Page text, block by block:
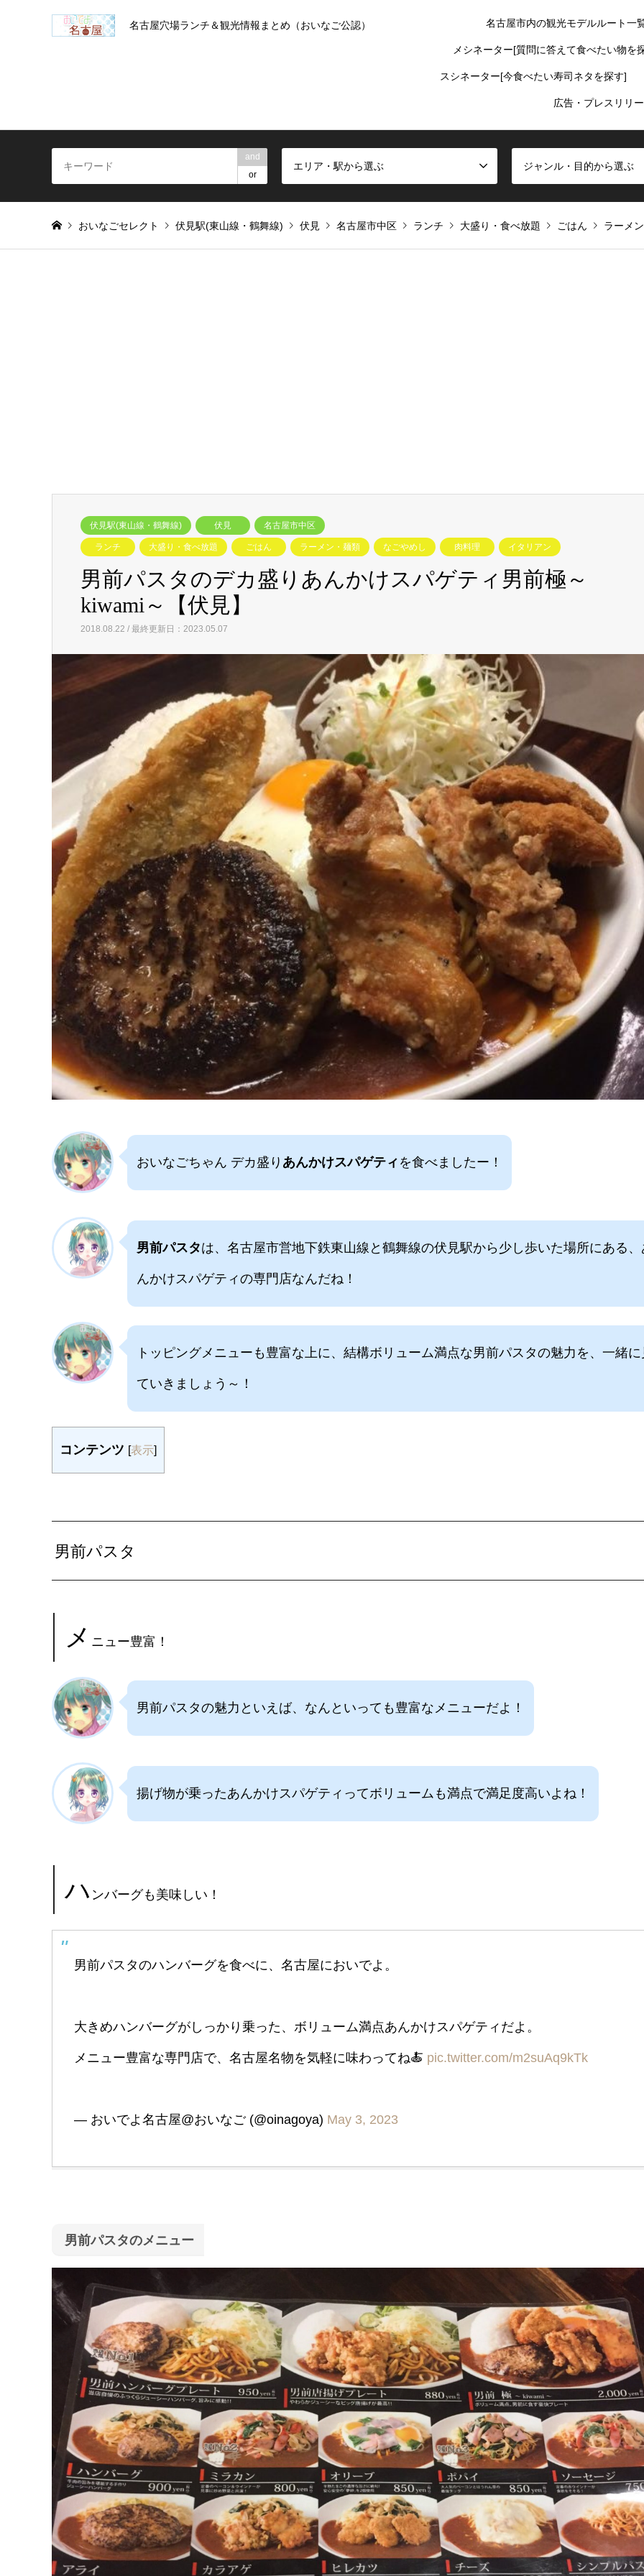
名古屋穴場ランチ＆観光情報まとめ（おいなご公認） 名古屋市内の観光モデルルート一
メシネーター[質問に答えて食べたい物を
スシネーター[今食べたい寿司ネタを探す]
広告・プレスリリ
and
or
エリア・駅から選ぶ ジャンル・目的から選ぶ
おいなごセレクト 伏見駅(東山線・鶴舞線) 伏見 名古屋市中区 ランチ 大盛り・食べ放題 ごはん ラーメ
伏見駅(東山線・鶴舞線) 伏見 名古屋市中区
ランチ 大盛り・食べ放題 ごはん ラーメン・麺類 なごやめし 肉料理 イタリアン
男前パスタのデカ盛りあんかけスパゲティ男前極～
kiwami～【伏見】
2018.08.22 / 最終更新日：2023.05.07
おいなごちゃん デカ盛り あんかけスパゲティ を食べましたー！
男前パスタは、名古屋市営地下鉄東山線と鶴舞線の伏見駅から少し歩いた場所にある、
んかけスパゲティの専門店なんだね！
トッピングメニューも豊富な上に、結構ボリューム満点な男前パスタの魅力を、一緒に
ていきましょう～！
コンテンツ [表示]
男前パスタ
メ ニュー豊富！
男前パスタの魅力といえば、なんといっても豊富なメニューだよ！
揚げ物が乗ったあんかけスパゲティってボリュームも満点で満足度高いよね！
ハ ンバーグも美味しい！
男前パスタのハンバーグを食べに、名古屋においでよ。
大きめハンバーグがしっかり乗った、ボリューム満点あんかけスパゲティだよ。
メニュー豊富な専門店で、名古屋名物を気軽に味わってね🍝 pic.twitter.com/m2suAq9kTk
— おいでよ名古屋@おいなご (@oinagoya) May 3, 2023
男前パスタのメニュー